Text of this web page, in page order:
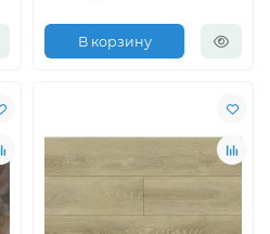
В корзину